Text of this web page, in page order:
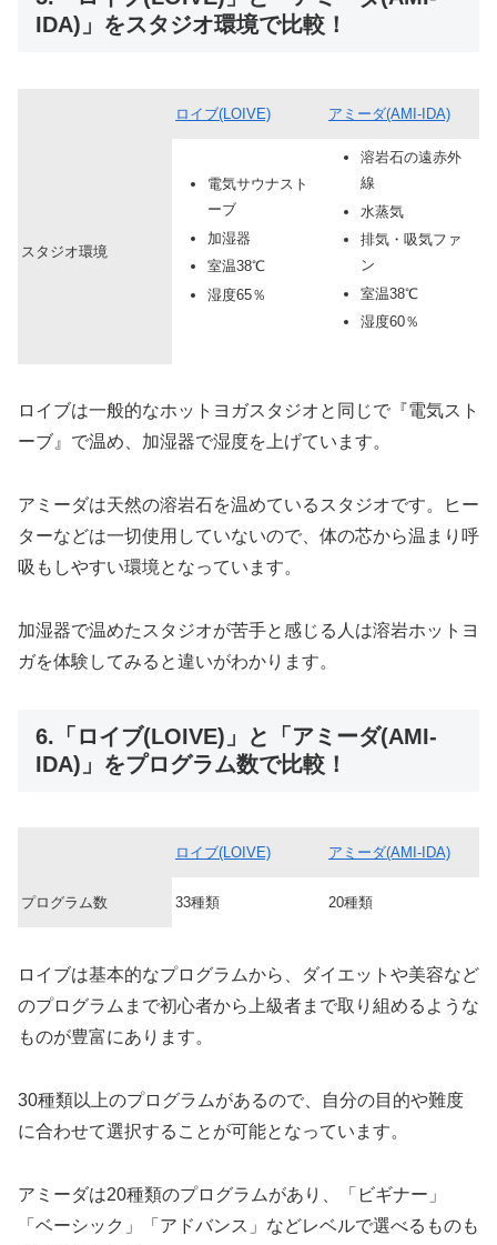
IDA)」をスタジオ環境で比較！
ロイブ(LOIVE) アミーダ(AMI-IDA)
スタジオ環境
電気サウナスト
ーブ
加湿器
室温38℃
湿度65％
溶岩石の遠赤外
線
水蒸気
排気・吸気ファ
ン
室温38℃
湿度60％
ロイブは一般的なホットヨガスタジオと同じで『電気スト
ーブ』で温め、加湿器で湿度を上げています。
アミーダは天然の溶岩石を温めているスタジオです。ヒー
ターなどは一切使用していないので、体の芯から温まり呼
吸もしやすい環境となっています。
加湿器で温めたスタジオが苦手と感じる人は溶岩ホットヨ
ガを体験してみると違いがわかります。
6.「ロイブ(LOIVE)」と「アミーダ(AMI-
IDA)」をプログラム数で比較！
ロイブ(LOIVE) アミーダ(AMI-IDA)
プログラム数 33種類 20種類
ロイブは基本的なプログラムから、ダイエットや美容など
のプログラムまで初心者から上級者まで取り組めるような
ものが豊富にあります。
30種類以上のプログラムがあるので、自分の目的や難度
に合わせて選択することが可能となっています。
アミーダは20種類のプログラムがあり、「ビギナー」
「ベーシック」「アドバンス」などレベルで選べるものも